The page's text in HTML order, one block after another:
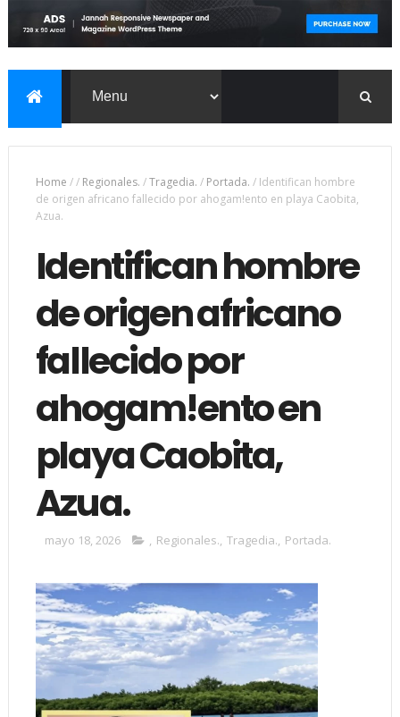
Home // Regionales. /Tragedia. / Portada. / Identifican hombre
de origen africano fallecido por ahogam!ento en playa Caobita,
Azua.
Identifican hombre
de origen africano
fallecido por
ahogam!ento en
playa Caobita,
Azua.
mayo 18, 2026 , Regionales., Tragedia., Portada.